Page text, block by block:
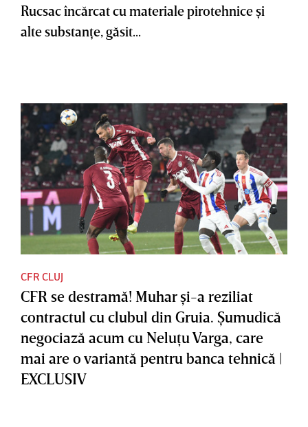
Rucsac încărcat cu materiale pirotehnice şi
alte substanţe, găsit...
CFR CLUJ
CFR se destramă! Muhar şi-a reziliat
contractul cu clubul din Gruia. Şumudică
negociază acum cu Neluţu Varga, care
mai are o variantă pentru banca tehnică |
EXCLUSIV